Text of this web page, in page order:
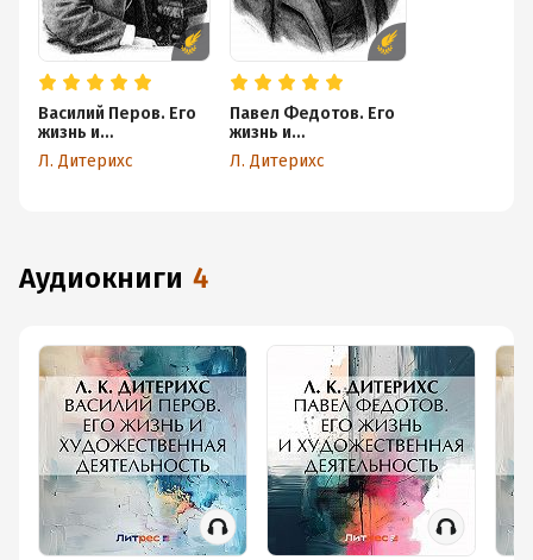
Василий Перов. Его
жизнь и
художественная
деятельность
Л. Дитерихс
Павел Федотов. Его
жизнь и
художественная
деятельность
Л. Дитерихс
аудиокниги 4